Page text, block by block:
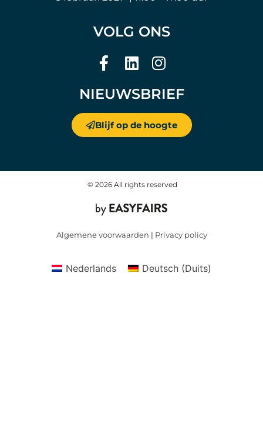
VOLG ONS
NIEUWSBRIEF
Blijf op de hoogte
© 2026 All rights reserved
Algemene voorwaarden | Privacy policy
Nederlands Deutsch (Duits)